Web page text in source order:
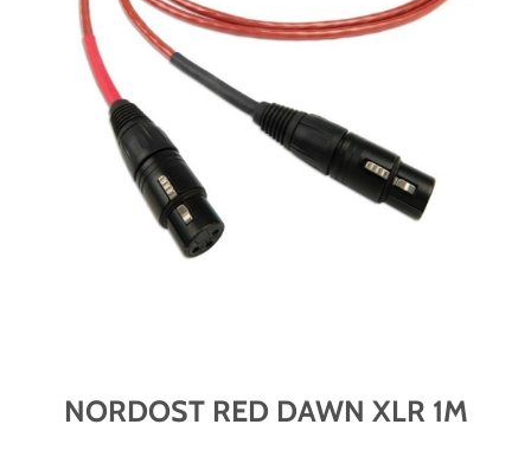
NORDOST RED DAWN XLR 1M